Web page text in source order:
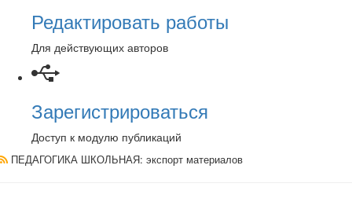
Редактировать работы
Для действующих авторов
Зарегистрироваться
Доступ к модулю публикаций
ПЕДАГОГИКА ШКОЛЬНАЯ: экспорт материалов